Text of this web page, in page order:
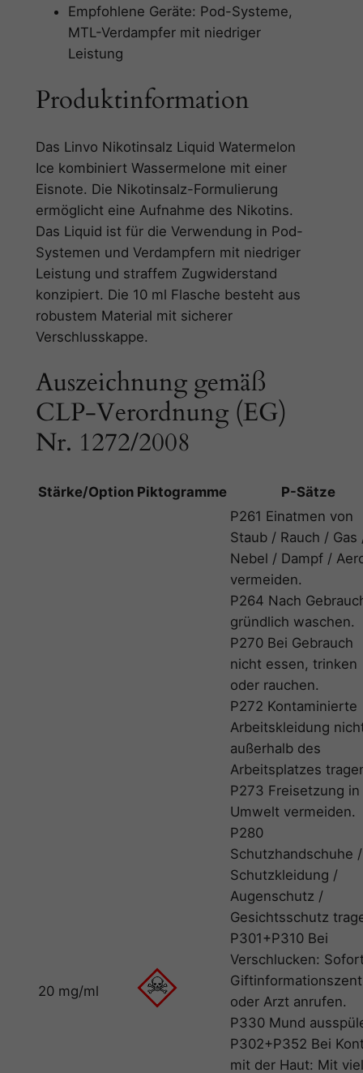
e
n
e
Empfohlene Geräte: Pod-Systeme,
MTL-Verdampfer mit niedriger
Leistung
Produktinformation
Das Linvo Nikotinsalz Liquid Watermelon
Ice kombiniert Wassermelone mit einer
Eisnote. Die Nikotinsalz-Formulierung
ermöglicht eine Aufnahme des Nikotins.
Das Liquid ist für die Verwendung in Pod-
Systemen und Verdampfern mit niedriger
Leistung und straffem Zugwiderstand
konzipiert. Die 10 ml Flasche besteht aus
robustem Material mit sicherer
Verschlusskappe.
Auszeichnung gemäß
CLP-Verordnung (EG)
Nr. 1272/2008
Stärke/Option Piktogramme P-Sätze
20 mg/ml
P261 Einatmen von
Staub / Rauch / Gas
Nebel / Dampf /
vermeiden.
P264 Nach
gründlich waschen.
P270 Bei Gebrauch
nicht essen, trinken
oder rauchen.
P272 Kontaminierte
Arbeitskleidung
außerhalb des
Arbeitsplatzes
P273 Freisetzung in
Umwelt vermeiden.
P280
Schutzhandschuhe /
Schutzkleidung /
Augenschutz /
Gesichtsschutz
P301+P310 Bei
Verschlucken:
oder Arzt anrufen.
P330 Mund
P302+P352 Bei
mit der Haut: Mit viel